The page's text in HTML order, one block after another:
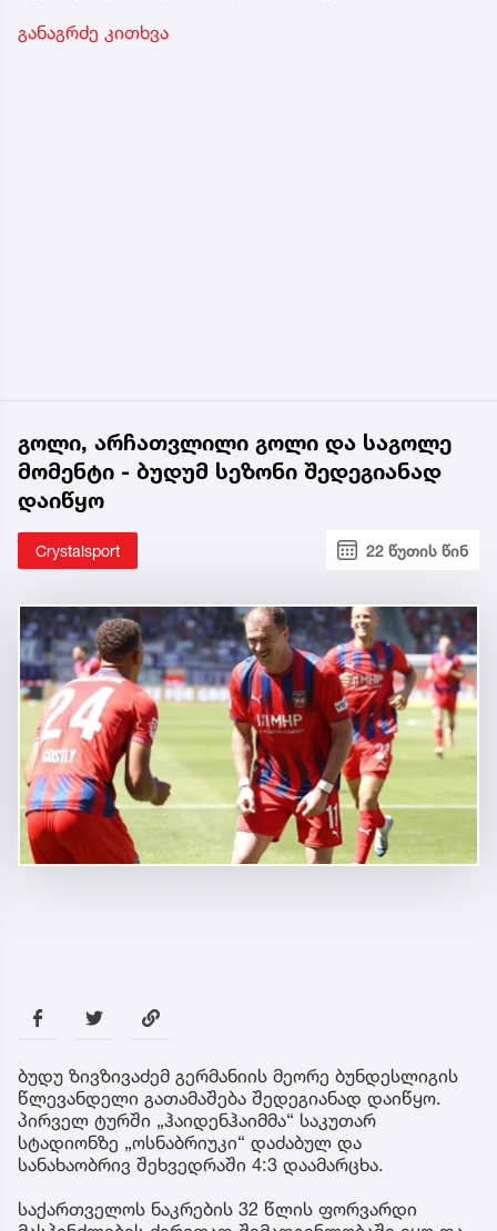
განაგრძე კითხვა
გოლი, არჩათვლილი გოლი და საგოლე
მომენტი - ბუდუმ სეზონი შედეგიანად
დაიწყო
Crystalsport 22 წუთის წინ
ბუდუ ზივზივაძემ გერმანიის მეორე ბუნდესლიგის
წლევანდელი გათამაშება შედეგიანად დაიწყო.
პირველ ტურში „ჰაიდენჰაიმმა“ საკუთარ
სტადიონზე „ოსნაბრიუკი“ დაძაბულ და
სანახაობრივ შეხვედრაში 4:3 დაამარცხა.
საქართველოს ნაკრების 32 წლის ფორვარდი